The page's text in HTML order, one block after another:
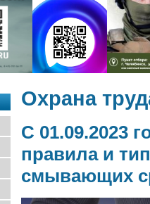
Охрана
С 01.09.2023
правила и
смывающих